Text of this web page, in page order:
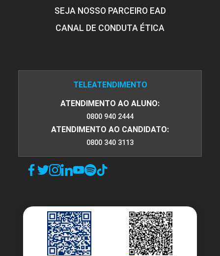
Avaliação Pós-Evento
10h
Tipos de Orçamento
10h
Evolução dos Eventos
SEJA NOSSO PARCEIRO EAD
CANAL DE CONDUTA ÉTICA
TELEATENDIMENTO
ATENDIMENTO AO ALUNO:
0800 940 2444
ATENDIMENTO AO CANDIDATO:
0800 340 3113